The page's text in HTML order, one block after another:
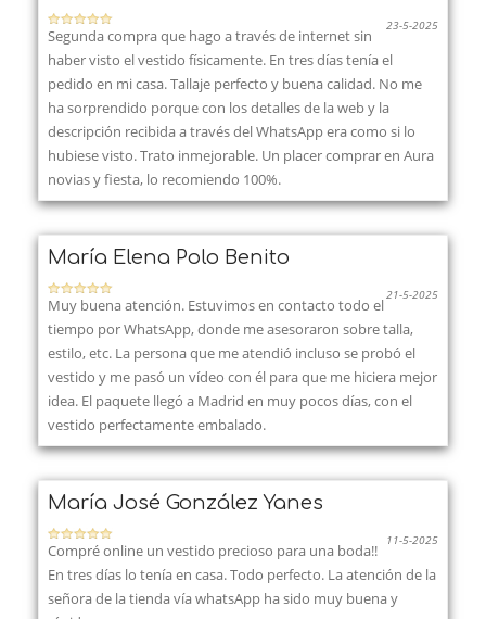
23-5-2025
Segunda compra que hago a través de internet sin
haber visto el vestido físicamente. En tres días tenía el
pedido en mi casa. Tallaje perfecto y buena calidad. No me
ha sorprendido porque con los detalles de la web y la
descripción recibida a través del WhatsApp era como si lo
hubiese visto. Trato inmejorable. Un placer comprar en Aura
novias y fiesta, lo recomiendo 100%.
María Elena Polo Benito
21-5-2025
Muy buena atención. Estuvimos en contacto todo el
tiempo por WhatsApp, donde me asesoraron sobre talla,
estilo, etc. La persona que me atendió incluso se probó el
vestido y me pasó un vídeo con él para que me hiciera mejor
idea. El paquete llegó a Madrid en muy pocos días, con el
vestido perfectamente embalado.
María José González Yanes
11-5-2025
Compré online un vestido precioso para una boda!!
En tres días lo tenía en casa. Todo perfecto. La atención de la
señora de la tienda vía whatsApp ha sido muy buena y